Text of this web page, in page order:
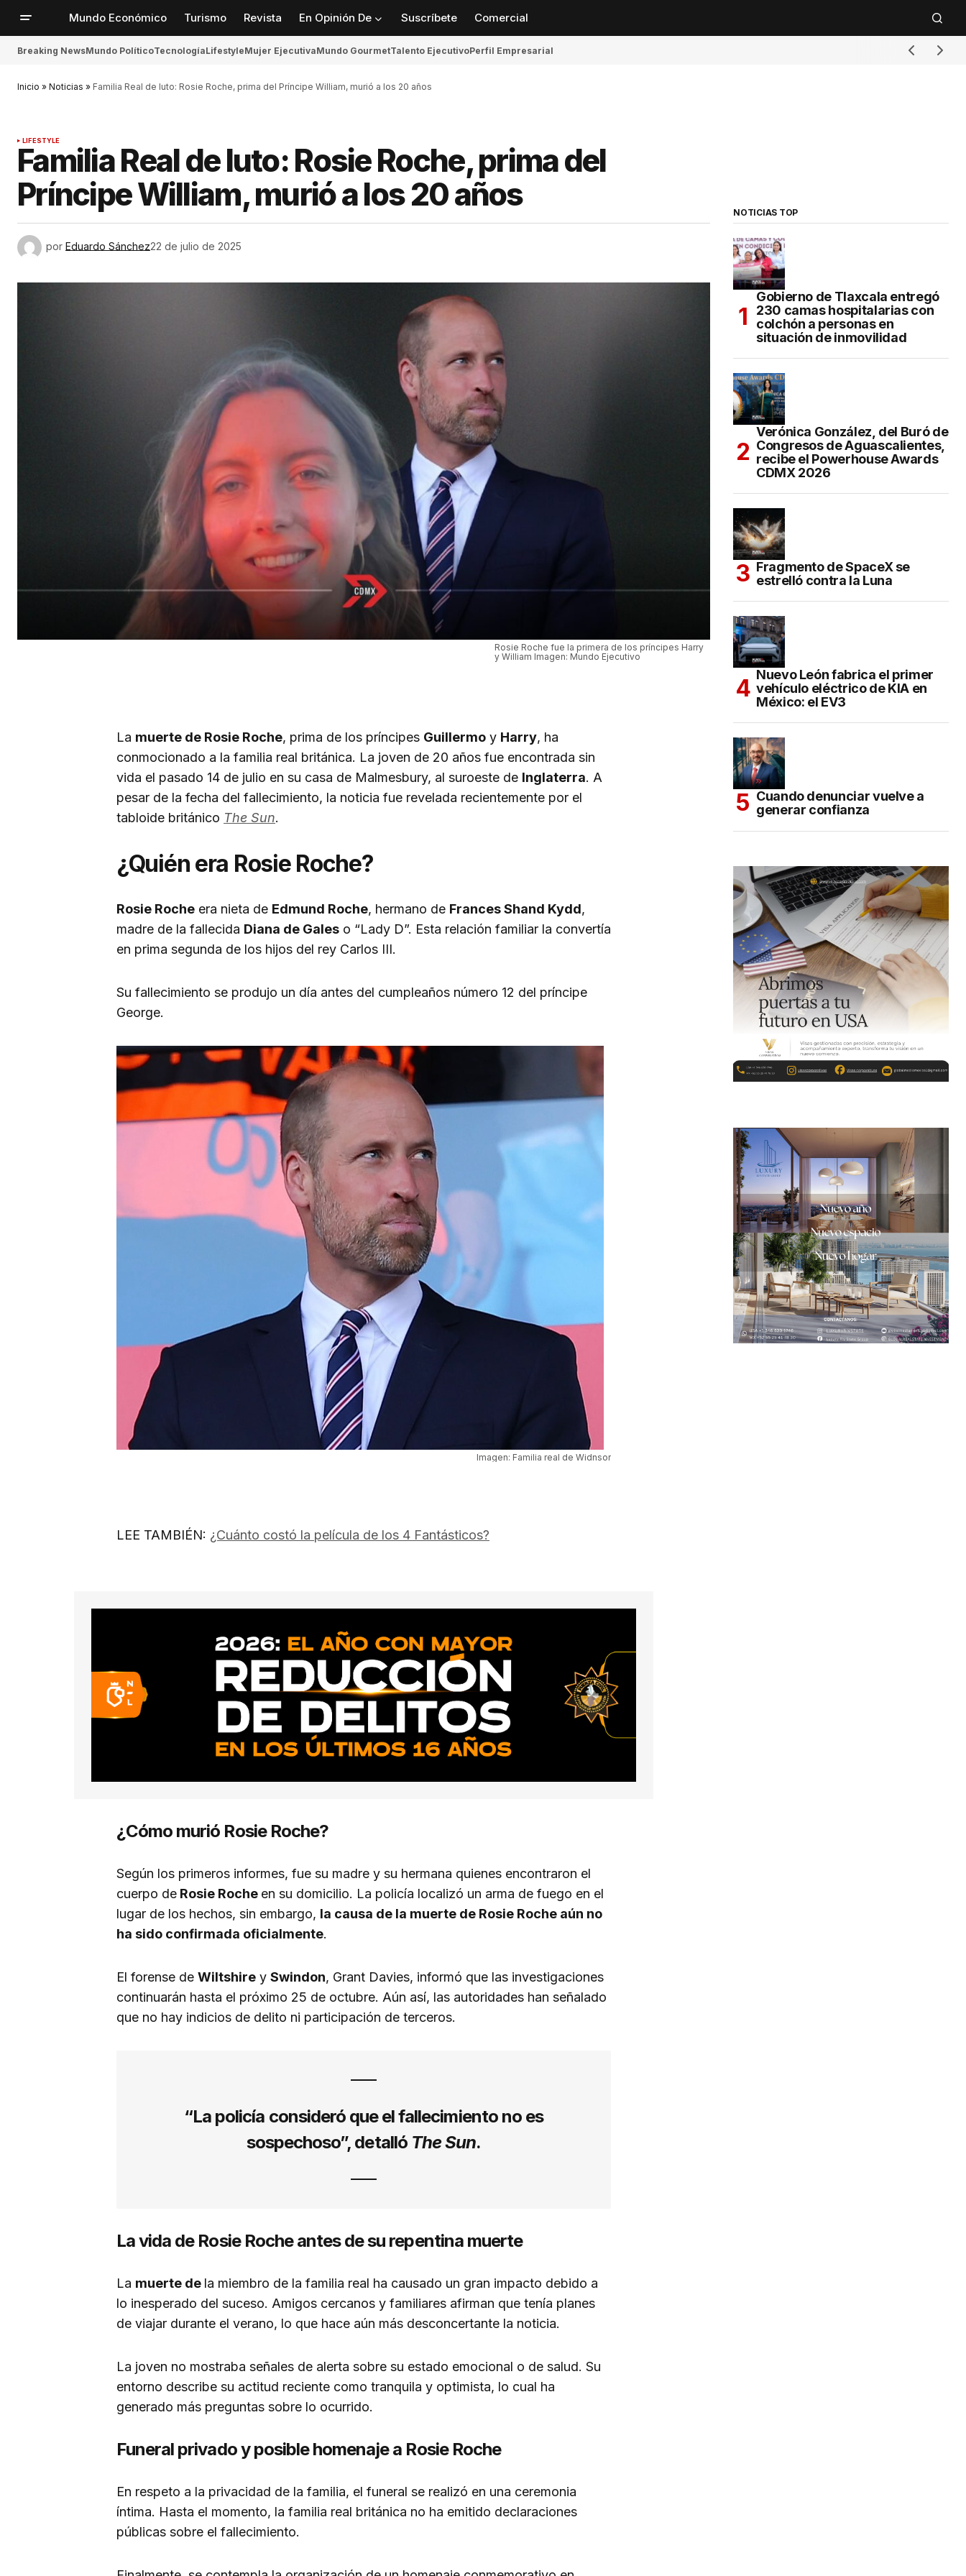
Mundo Económico Turismo Revista En Opinión De Suscríbete Comercial
Breaking NewsMundo PolíticoTecnologíaLifestyleMujer EjecutivaMundo GourmetTalento EjecutivoPerfil Empresarial
Inicio » Noticias » Familia Real de luto: Rosie Roche, prima del Príncipe William, murió a los 20 años
LIFESTYLE
Familia Real de luto: Rosie Roche, prima del
Príncipe William, murió a los 20 años
por Eduardo Sánchez22 de julio de 2025
Rosie Roche fue la primera de los príncipes Harry
y William Imagen: Mundo Ejecutivo
La muerte de Rosie Roche, prima de los príncipes Guillermo y Harry, ha
conmocionado a la familia real británica. La joven de 20 años fue encontrada sin
vida el pasado 14 de julio en su casa de Malmesbury, al suroeste de Inglaterra. A
pesar de la fecha del fallecimiento, la noticia fue revelada recientemente por el
tabloide británico The Sun.
¿Quién era Rosie Roche?
Rosie Roche era nieta de Edmund Roche, hermano de Frances Shand Kydd,
madre de la fallecida Diana de Gales o “Lady D”. Esta relación familiar la convertía
en prima segunda de los hijos del rey Carlos III.
Su fallecimiento se produjo un día antes del cumpleaños número 12 del príncipe
George.
Imagen: Familia real de Widnsor
LEE TAMBIÉN: ¿Cuánto costó la película de los 4 Fantásticos?
¿Cómo murió Rosie Roche?
Según los primeros informes, fue su madre y su hermana quienes encontraron el
cuerpo de Rosie Roche en su domicilio. La policía localizó un arma de fuego en el
lugar de los hechos, sin embargo, la causa de la muerte de Rosie Roche aún no
ha sido confirmada oficialmente.
El forense de Wiltshire y Swindon, Grant Davies, informó que las investigaciones
continuarán hasta el próximo 25 de octubre. Aún así, las autoridades han señalado
que no hay indicios de delito ni participación de terceros.
“La policía consideró que el fallecimiento no es
sospechoso”, detalló The Sun.
La vida de Rosie Roche antes de su repentina muerte
La muerte de la miembro de la familia real ha causado un gran impacto debido a
lo inesperado del suceso. Amigos cercanos y familiares afirman que tenía planes
de viajar durante el verano, lo que hace aún más desconcertante la noticia.
La joven no mostraba señales de alerta sobre su estado emocional o de salud. Su
entorno describe su actitud reciente como tranquila y optimista, lo cual ha
generado más preguntas sobre lo ocurrido.
Funeral privado y posible homenaje a Rosie Roche
En respeto a la privacidad de la familia, el funeral se realizó en una ceremonia
íntima. Hasta el momento, la familia real británica no ha emitido declaraciones
públicas sobre el fallecimiento.
NOTICIAS TOP
Gobierno de Tlaxcala entregó
230 camas hospitalarias con
colchón a personas en
situación de inmovilidad
Verónica González, del Buró de
Congresos de Aguascalientes,
recibe el Powerhouse Awards
CDMX 2026
Fragmento de SpaceX se
estrelló contra la Luna
Nuevo León fabrica el primer
vehículo eléctrico de KIA en
México: el EV3
Cuando denunciar vuelve a
generar confianza